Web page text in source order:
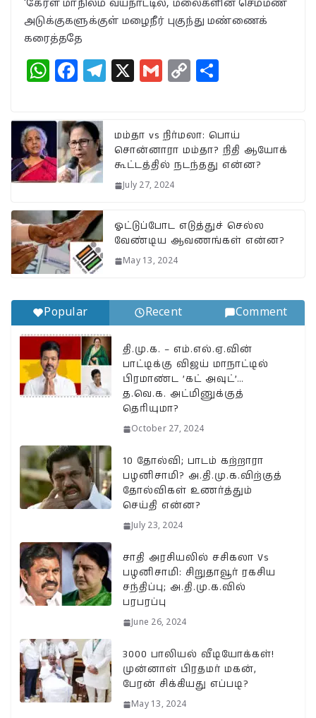
‘கேரள மாநிலம் வயநாட்டில், மலைகளின் செம்மண்
அடுக்குகளுக்குள் மழைநீர் புகுந்து மண்ணைக்
கரைத்ததே
W
at
s
A
p
p
F
c
e
b
o
o
k
T
g
ra
m
X
G
l
C
y
Li
r
e
மம்தா vs நிர்மலா: பொய்
சொன்னாரா மம்தா? நிதி ஆயோக்
கூட்டத்தில் நடந்தது என்ன?
July 27, 2024
ஓட்டுப்போட எடுத்துச் செல்ல
வேண்டிய ஆவணங்கள் என்ன?
May 13, 2024
Popular Recent Comment
தி.மு.க. – எம்.எல்.ஏ.வின்
பாட்டிக்கு விஜய் மாநாட்டில்
பிரமாண்ட ’கட் அவுட்’…
த.வெ.க. அட்மினுக்குத்
தெரியுமா?
October 27, 2024
10 தோல்வி; பாடம் கற்றாரா
பழனிசாமி? அ.தி.மு.க.விற்குத்
தோல்விகள் உணர்த்தும்
செய்தி என்ன?
July 23, 2024
சாதி அரசியலில் சசிகலா Vs
பழனிசாமி: சிறுதாவூர் ரகசிய
சந்திப்பு; அ.தி.மு.க.வில்
பரபரப்பு
June 26, 2024
3000 பாலியல் வீடியோக்கள்!
முன்னாள் பிரதமர் மகன்,
பேரன் சிக்கியது எப்படி?
May 13, 2024